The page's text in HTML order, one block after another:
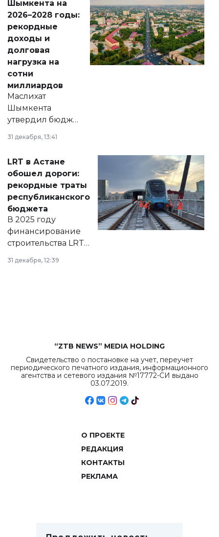
Венесуэлы.
Шымкента на
2026–2028 годы:
рекордные
доходы и
долговая
нагрузка на
сотни
миллиардов
Маслихат
Шымкента
утвердил бюджет
города на 2026–
2028 годы.
документ
появился в базе
нормативных
правовых актов и
на сайте маслихат
города.
31 декабря, 13:41
LRT в Астане
обошел дороги:
рекордные траты
республиканского
бюджета
В 2025 году
финансирование
строительства LRT
в Астане из
республиканского
31 декабря, 12:39
“ZTB NEWS” MEDIA HOLDING
Свидетельство о постановке на учет, переучет
периодического печатного издания, информационного
агентства и сетевого издания №17772-СИ выдано
03.07.2019.
О ПРОЕКТЕ
РЕДАКЦИЯ
КОНТАКТЫ
РЕКЛАМА